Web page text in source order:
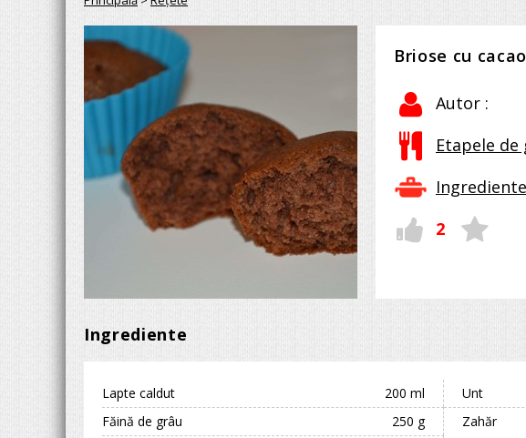
Briose cu cacao
Autor :
Etapele
Ingrediente
2
Ingrediente
Lapte caldut 200 ml Unt
Făină de grâu
250 g Zahăr